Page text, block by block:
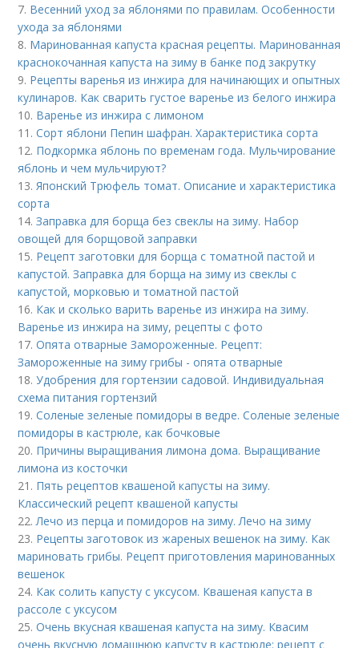
7. Весенний уход за яблонями по правилам. Особенности
ухода за яблонями
8. Маринованная капуста красная рецепты. Маринованная
краснокочанная капуста на зиму в банке под закрутку
9. Рецепты варенья из инжира для начинающих и опытных
кулинаров. Как сварить густое варенье из белого инжира
10. Варенье из инжира с лимоном
11.Сорт яблони Пепин шафран. Характеристика сорта
12. Подкормка яблонь по временам года. Мульчирование
яблонь и чем мульчируют?
13.Японский Трюфель томат. Описание и характеристика
сорта
14.Заправка для борща без свеклы на зиму. Набор
овощей для борщовой заправки
15. Рецепт заготовки для борща с томатной пастой и
капустой. Заправка для борща на зиму из свеклы с
капустой, морковью и томатной пастой
16. Как и сколько варить варенье из инжира на зиму.
Варенье из инжира на зиму, рецепты с фото
17.Опята отварные Замороженные. Рецепт:
Замороженные на зиму грибы - опята отварные
18.Удобрения для гортензии садовой. Индивидуальная
схема питания гортензий
19.Соленые зеленые помидоры в ведре. Соленые зеленые
помидоры в кастрюле, как бочковые
20. Причины выращивания лимона дома. Выращивание
лимона из косточки
21. Пять рецептов квашеной капусты на зиму.
Классический рецепт квашеной капусты
22.Лечо из перца и помидоров на зиму. Лечо на зиму
23. Рецепты заготовок из жареных вешенок на зиму. Как
мариновать грибы. Рецепт приготовления маринованных
вешенок
24. Как солить капусту с уксусом. Квашеная капуста в
рассоле с уксусом
25.Очень вкусная квашеная капуста на зиму. Квасим
очень вкусную домашнюю капусту в кастрюле: рецепт с